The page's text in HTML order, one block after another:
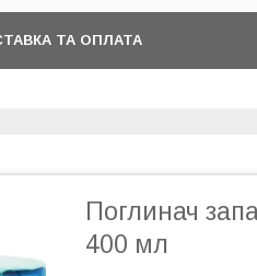
ТА ОПЛАТА
Поглинач
400 мл